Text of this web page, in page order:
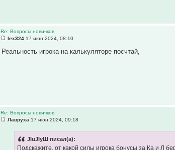
Re: Вопросы новичков
lex324 17 июн 2024, 08:10
Реальность игрока на калькуляторе посчтай,
Re: Вопросы новичков
Лавруха 17 июн 2024, 09:18
JIuJIyШ писал(а):
Подскажите, от какой силы игрока бонусы за Ка и Л